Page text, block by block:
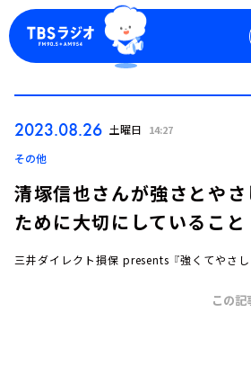
2023.08.26 土曜日 14:27
その他
清塚信也さんが強さとや
ために大切にしていること
三井ダイレクト損保 presents 『強くてやさ
この記